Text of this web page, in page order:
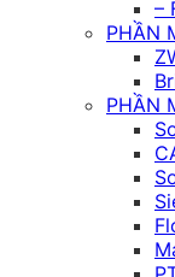
–
PHẦN
PHẦN